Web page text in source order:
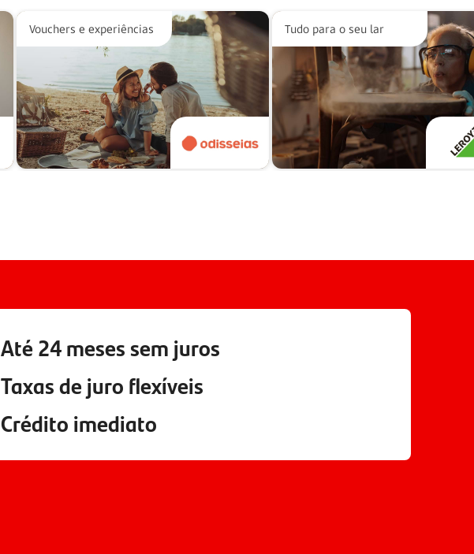
Vouchers e experiências Tudo para o seu lar
Até24 mesessem juros
Taxas de juro flexíveis
Crédito imediato